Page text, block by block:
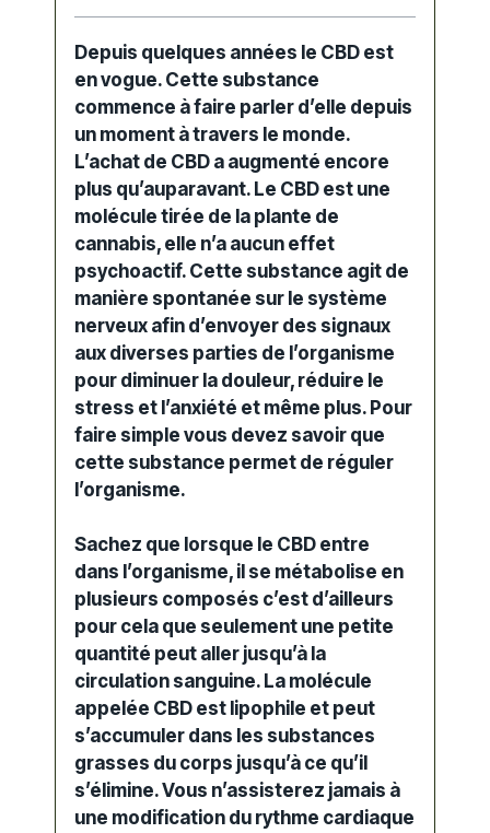
Depuis quelques années le CBD est
en vogue. Cette substance
commence à faire parler d’elle depuis
un moment à travers le monde.
L’achat de CBD a augmenté encore
plus qu’auparavant. Le CBD est une
molécule tirée de la plante de
cannabis, elle n’a aucun effet
psychoactif. Cette substance agit de
manière spontanée sur le système
nerveux afin d’envoyer des signaux
aux diverses parties de l’organisme
pour diminuer la douleur, réduire le
stress et l’anxiété et même plus. Pour
faire simple vous devez savoir que
cette substance permet de réguler
l’organisme.
Sachez que lorsque le CBD entre
dans l’organisme, il se métabolise en
plusieurs composés c’est d’ailleurs
pour cela que seulement une petite
quantité peut aller jusqu’à la
circulation sanguine. La molécule
appelée CBD est lipophile et peut
s’accumuler dans les substances
grasses du corps jusqu’à ce qu’il
s’élimine. Vous n’assisterez jamais à
une modification du rythme cardiaque